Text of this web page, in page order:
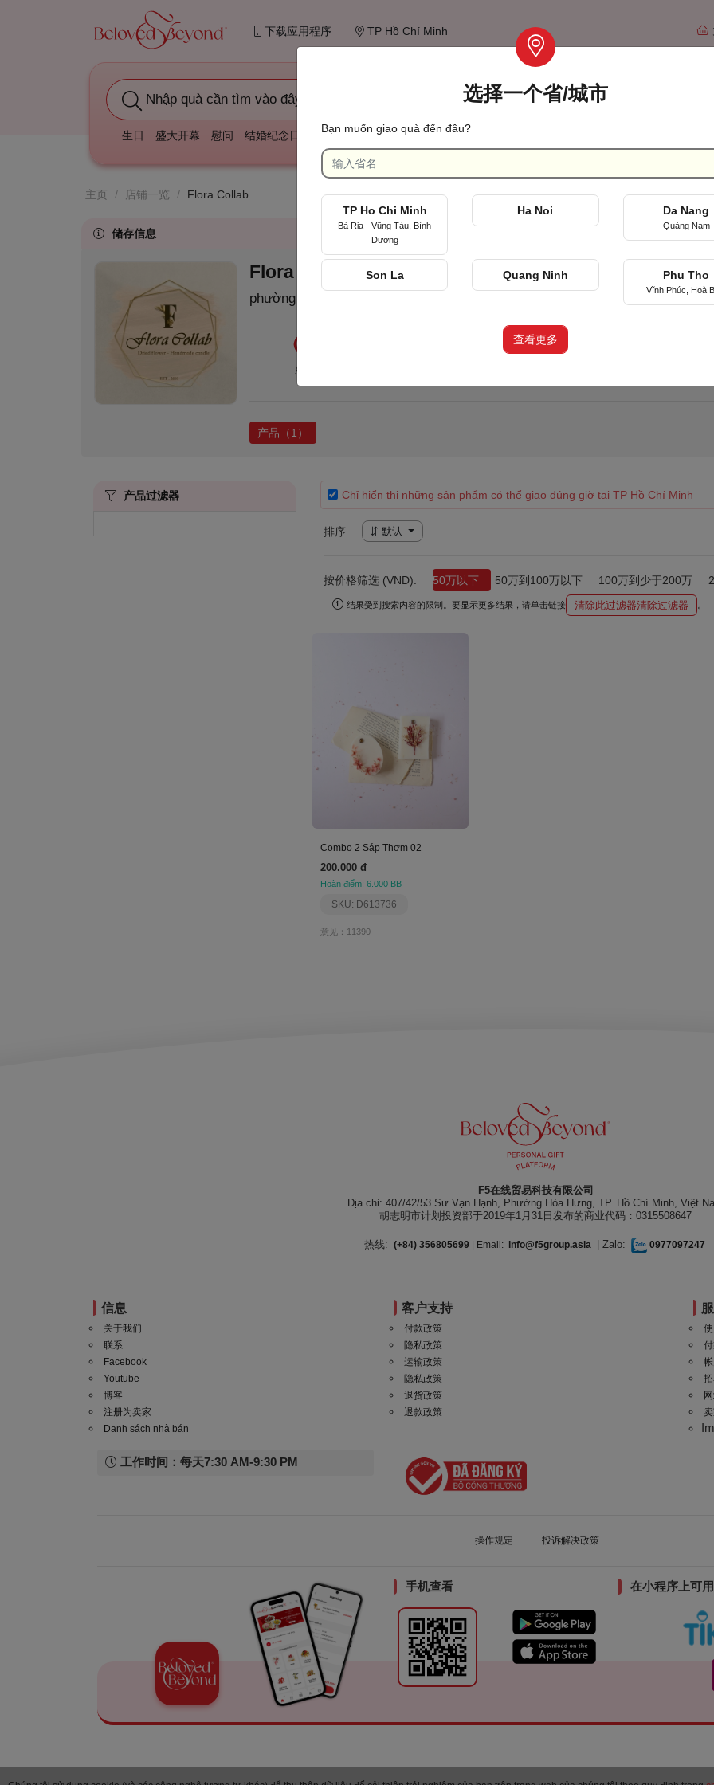
下载应用程序 TP Hồ Chí Minh
Nhập quà cần tìm vào đây
生日 盛大开幕 慰问 结婚纪念日 庆祝我们见面的第一天
主页 / 店铺一览 / Flora Collab
储存信息
Flora Collab (ORA)
phường Chánh Hưng, TP Hồ Chí Minh
所有产品
产品（1）
产品过滤器 Chỉ hiển thị những sản phẩm có thể giao đúng giờ tại TP Hồ Chí Minh
排序 默认
按价格筛选 (VND): 50万以下 50万到100万以下 100万到少于200万
结果受到搜索内容的限制。要显示更多结果，请单击链接 清除此过滤器清除过滤器
Combo 2 Sáp Thơm 02
200.000 đ
Hoàn điểm: 6.000 BB
SKU: D613736
意见：11390
F5在线贸易科技有限公司
Địa chỉ: 407/42/53 Sư Vạn Hạnh, Phường Hòa Hưng, TP. Hồ Chí Minh, Việt
胡志明市计划投资部于2019年1月31日发布的商业代码：0315508647
热线: (+84) 356805699| Email: info@f5group.asia | Zalo: 0977097247
信息
关于我们
联系
Facebook
Youtube
博客
注册为卖家
Danh sách nhà bán
客户支持
付款政策
隐私政策
运输政策
隐私政策
退货政策
退款政策
工作时间：每天7:30 AM-9:30 PM
操作规定 投诉解决政策
手机查看 在小程序上可用
选择一个省/城市
Bạn muốn giao quà đến đâu?
TP Ho Chi Minh
Bà Rịa - Vũng Tàu, Bình
Dương
Ha Noi Da Nang
Quảng Nam
Son La Quang Ninh Phu Tho
Vĩnh Phúc, Hoà
查看更多